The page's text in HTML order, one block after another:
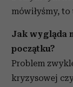
mówiłyśmy,
Jak wygląda
początku?
Problem
kryzysowej